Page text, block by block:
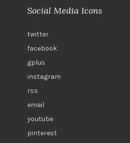
Social Media Icons
twitter
facebook
gplus
instagram
rss
email
youtube
pinterest